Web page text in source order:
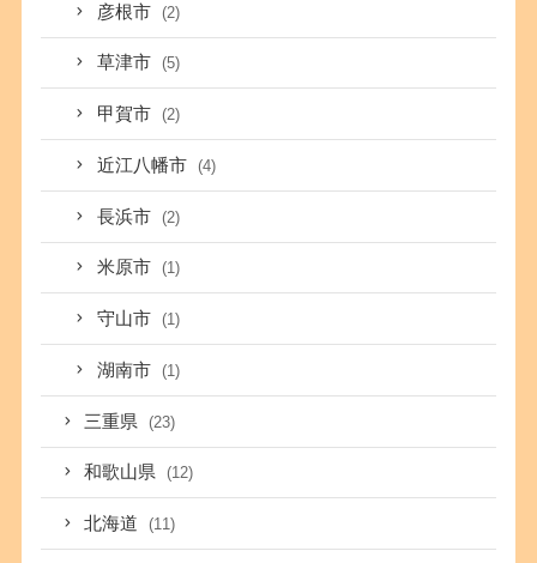
彦根市 (2)
草津市 (5)
甲賀市 (2)
近江八幡市 (4)
長浜市 (2)
米原市 (1)
守山市 (1)
湖南市 (1)
三重県 (23)
和歌山県 (12)
北海道 (11)